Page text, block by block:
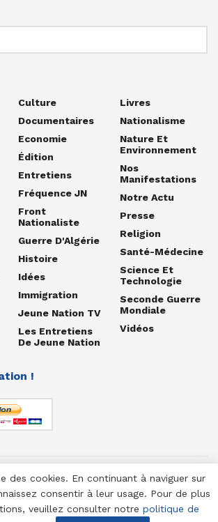
Culture
Documentaires
Economie
Édition
Entretiens
Fréquence JN
Front
Nationaliste
Guerre D'Algérie
Histoire
Idées
Immigration
Jeune Nation TV
Les Entretiens
De Jeune Nation
Livres
Nationalisme
Nature Et
Environnement
Nos
Manifestations
Notre Actu
Presse
Religion
Santé-Médecine
Science Et
Technologie
Seconde Guerre
Mondiale
Vidéos
!
des cookies. En continuant à naviguer sur
consentir à leur usage. Pour de plus
veuillez consulter notre politique de